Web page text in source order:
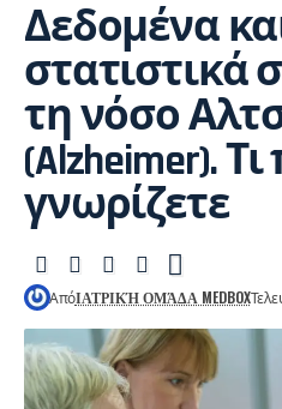
Δεδομένα
στατιστικά
τη νόσο
(Alzheimer).
γνωρίζετε
ΑπόΙΑΤΡΙΚΉ ΟΜΆΔΑ MEDBOX